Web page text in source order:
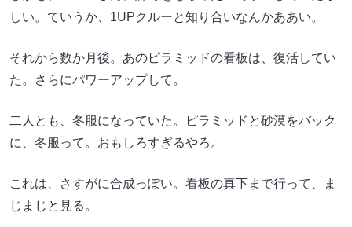
しい。ていうか、1UPクルーと知り合いなんかああい。
それから数か月後。あのピラミッドの看板は、復活してい
た。さらにパワーアップして。
二人とも、冬服になっていた。ピラミッドと砂漠をバック
に、冬服って。おもしろすぎるやろ。
これは、さすがに合成っぽい。看板の真下まで行って、ま
じまじと見る。